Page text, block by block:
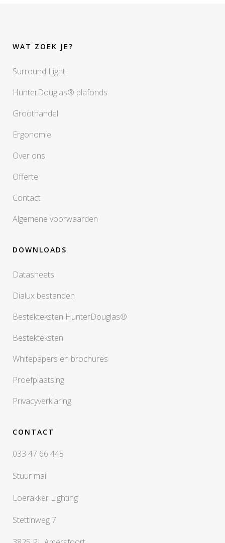
WAT ZOEK JE?
Surround Light
HunterDouglas® plafonds
Groothandel
Ergonomie
Over ons
Offerte
Contact
Algemene voorwaarden
DOWNLOADS
Datasheets
Dialux bestanden
Bestekteksten HunterDouglas®
Bestekteksten
Whitepapers en brochures
Proefplaatsing
Privacyverklaring
CONTACT
033 47 66 445
Stuur mail
Loerakker Lighting
Stettinweg 7